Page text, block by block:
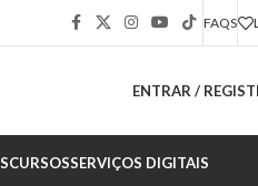
FAQS
ENTRAR /
CURSOSSERVIÇOS DIGITAIS